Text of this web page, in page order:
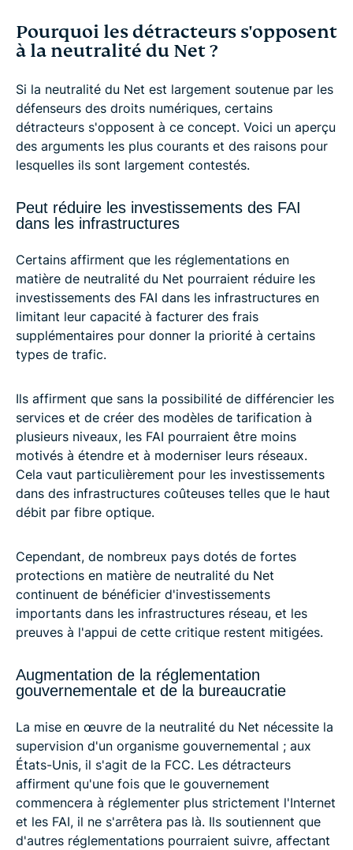
Pourquoi les détracteurs s'opposent
à la neutralité du Net ?
Si la neutralité du Net est largement soutenue par les
défenseurs des droits numériques, certains
détracteurs s'opposent à ce concept. Voici un aperçu
des arguments les plus courants et des raisons pour
lesquelles ils sont largement contestés.
Peut réduire les investissements des FAI
dans les infrastructures
Certains affirment que les réglementations en
matière de neutralité du Net pourraient réduire les
investissements des FAI dans les infrastructures en
limitant leur capacité à facturer des frais
supplémentaires pour donner la priorité à certains
types de trafic.
Ils affirment que sans la possibilité de différencier les
services et de créer des modèles de tarification à
plusieurs niveaux, les FAI pourraient être moins
motivés à étendre et à moderniser leurs réseaux.
Cela vaut particulièrement pour les investissements
dans des infrastructures coûteuses telles que le haut
débit par fibre optique.
Cependant, de nombreux pays dotés de fortes
protections en matière de neutralité du Net
continuent de bénéficier d'investissements
importants dans les infrastructures réseau, et les
preuves à l'appui de cette critique restent mitigées.
Augmentation de la réglementation
gouvernementale et de la bureaucratie
La mise en œuvre de la neutralité du Net nécessite la
supervision d'un organisme gouvernemental ; aux
États-Unis, il s'agit de la FCC. Les détracteurs
affirment qu'une fois que le gouvernement
commencera à réglementer plus strictement l'Internet
et les FAI, il ne s'arrêtera pas là. Ils soutiennent que
d'autres réglementations pourraient suivre, affectant